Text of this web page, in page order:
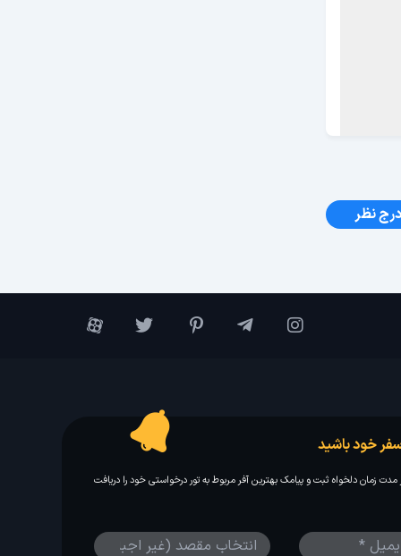
درج نظر
خود باشید
زمان دلخواه ثبت و پیامک بهترین آفر مربوط به تور درخواستی خود را دریافت